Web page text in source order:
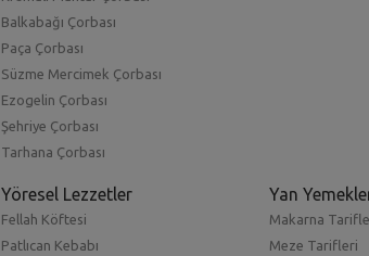
Balkabağı Çorbası
Paça Çorbası
Süzme Mercimek Çorbası
Ezogelin Çorbası
Şehriye Çorbası
Tarhana Çorbası
Yöresel Lezzetler
Fellah Köftesi
Patlıcan Kebabı
Yan
Makarna
Meze Tarifleri